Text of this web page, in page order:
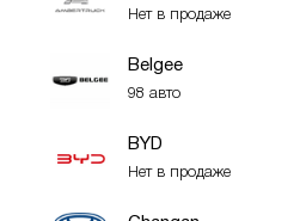
Нет в продаже
Belgee
98 авто
BYD
Нет в продаже